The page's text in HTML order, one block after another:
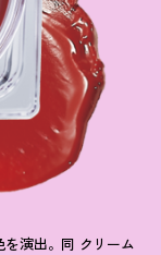
演出。同 クリーム